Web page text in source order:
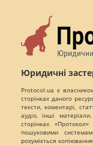
Юридичні
Protocol.ua є
сторінках даного
тексти, коментарі,
аудіо, інші
сторінках
пошуковими
розуміється